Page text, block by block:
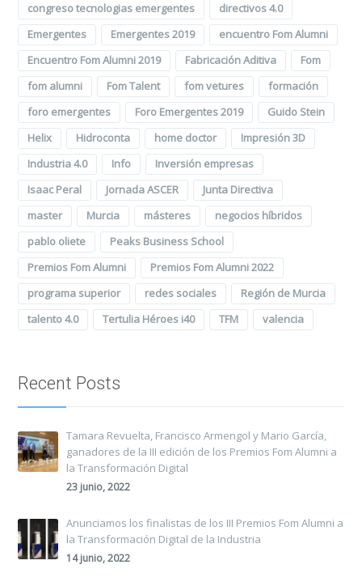
congreso tecnologias emergentes
directivos 4.0
Emergentes
Emergentes 2019
encuentro Fom Alumni
Encuentro Fom Alumni 2019
Fabricación Aditiva
Fom
fom alumni
Fom Talent fom vetures
formación
foro emergentes
Foro Emergentes 2019
Guido Stein
Helix
Hidroconta home doctor
Impresión 3D
Industria 4.0
Info
Inversión empresas
Isaac Peral
Jornada ASCER
Junta Directiva
master
Murcia másteres
negocios híbridos
pablo oliete
Peaks Business School
Premios Fom Alumni
Premios Fom Alumni 2022
programa superior
redes sociales
Región de Murcia
talento 4.0
Tertulia Héroes i40 TFM valencia
Recent Posts
Tamara Revuelta, Francisco Armengol y Mario García,
ganadores de la III edición de los Premios Fom Alumni a
la Transformación Digital
23 junio, 2022
Anunciamos los finalistas de los III Premios Fom Alumni a
la Transformación Digital de la Industria
14 junio, 2022